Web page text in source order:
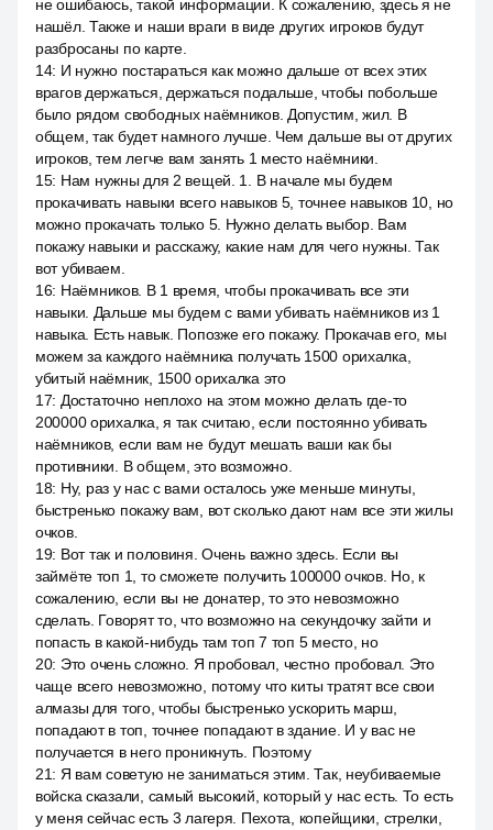
не ошибаюсь, такой информации. К сожалению, здесь я не
нашёл. Также и наши враги в виде других игроков будут
разбросаны по карте.
14: И нужно постараться как можно дальше от всех этих
врагов держаться, держаться подальше, чтобы побольше
было рядом свободных наёмников. Допустим, жил. В
общем, так будет намного лучше. Чем дальше вы от других
игроков, тем легче вам занять 1 место наёмники.
15: Нам нужны для 2 вещей. 1. В начале мы будем
прокачивать навыки всего навыков 5, точнее навыков 10, но
можно прокачать только 5. Нужно делать выбор. Вам
покажу навыки и расскажу, какие нам для чего нужны. Так
вот убиваем.
16: Наёмников. В 1 время, чтобы прокачивать все эти
навыки. Дальше мы будем с вами убивать наёмников из 1
навыка. Есть навык. Попозже его покажу. Прокачав его, мы
можем за каждого наёмника получать 1500 орихалка,
убитый наёмник, 1500 орихалка это
17: Достаточно неплохо на этом можно делать где-то
200000 орихалка, я так считаю, если постоянно убивать
наёмников, если вам не будут мешать ваши как бы
противники. В общем, это возможно.
18: Ну, раз у нас с вами осталось уже меньше минуты,
быстренько покажу вам, вот сколько дают нам все эти жилы
очков.
19: Вот так и половиня. Очень важно здесь. Если вы
займёте топ 1, то сможете получить 100000 очков. Но, к
сожалению, если вы не донатер, то это невозможно
сделать. Говорят то, что возможно на секундочку зайти и
попасть в какой-нибудь там топ 7 топ 5 место, но
20: Это очень сложно. Я пробовал, честно пробовал. Это
чаще всего невозможно, потому что киты тратят все свои
алмазы для того, чтобы быстренько ускорить марш,
попадают в топ, точнее попадают в здание. И у вас не
получается в него проникнуть. Поэтому
21: Я вам советую не заниматься этим. Так, неубиваемые
войска сказали, самый высокий, который у нас есть. То есть
у меня сейчас есть 3 лагеря. Пехота, копейщики, стрелки,